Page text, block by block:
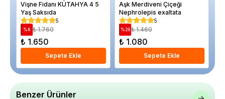
Vişne Fidanı KÜTAHYA 4 5
Yaş Saksıda
5
% 6 ₺ 1.760
₺ 1.650
Sepete Ekle
Aşk Merdiveni Çiçeği
Nephrolepis exaltata
5
%26 ₺ 1.460
₺ 1.080
Sepete Ekle
Benzer Ürünler